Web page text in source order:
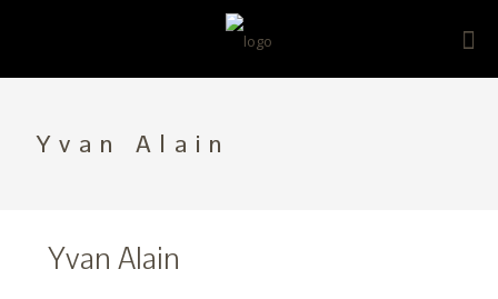
Yvan Alain
Yvan Alain